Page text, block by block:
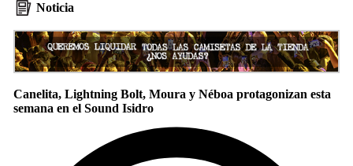
Noticia
Canelita, Lightning Bolt, Moura y Néboa protagonizan esta
semana en el Sound Isidro